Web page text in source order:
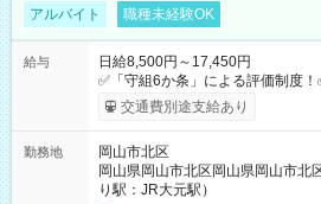
アルバイト 職種未経験OK
給与
日給8,500円～17,450円
✅「守組6か条」による評価制度！✅ 通常日当は8,500円で
上記評価制度により「S級隊員」
を支給します。 (1)上記勤務者が
14,375円 (3)上記現場が日祝深夜
者が現場までの運転者の場合
------------------------------- *最高日
交通費別途支給あり
勤務地
岡山市北区
岡山県岡山市北区岡山県岡山市北
り駅：JR大元駅）